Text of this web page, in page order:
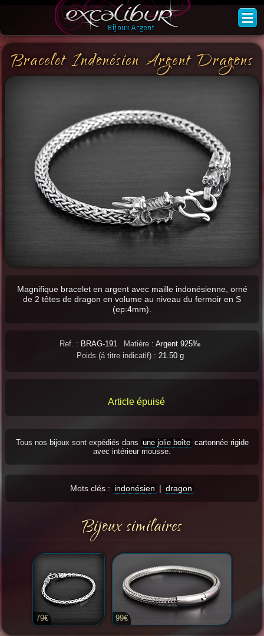
Bracelet Indonésien Argent Dragons
Magnifique bracelet en argent avec maille indonésienne, orné
de 2 têtes de dragon en volume au niveau du fermoir en S
(ep:4mm).
Ref. : BRAG-191 Matière : Argent 925‰
Poids (á titre indicatif) : 21.50 g
Article épuisé
Tous nos bijoux sont expédiés dans une jolie boîte cartonnée rigide
avec intérieur mousse.
Mots clés : indonésien | dragon
Bijoux similaires
79€ 99€